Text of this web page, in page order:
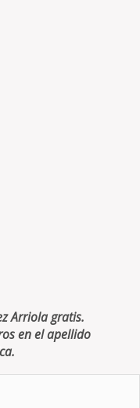
Arriola gratis.
en el apellido